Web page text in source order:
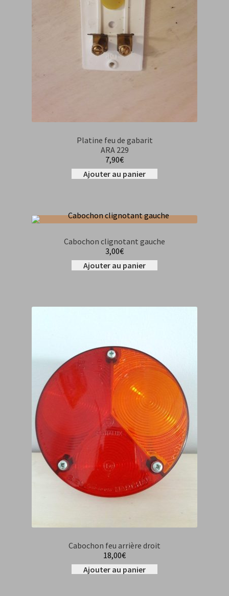
Platine feu de gabarit
ARA 229
7,90€
Ajouter au panier
Cabochon clignotant gauche
3,00€
Ajouter au panier
Cabochon feu arrière droit
18,00€
Ajouter au panier